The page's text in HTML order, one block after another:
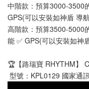
中階款：預算3000-3500
GPS(可以安裝如神盾 導
高階款：預算3500-5000
能 ✅ GPS(可以安裝如神
🏆【路瑞寶 RHYTHM】
型號：KPL0129 國家通